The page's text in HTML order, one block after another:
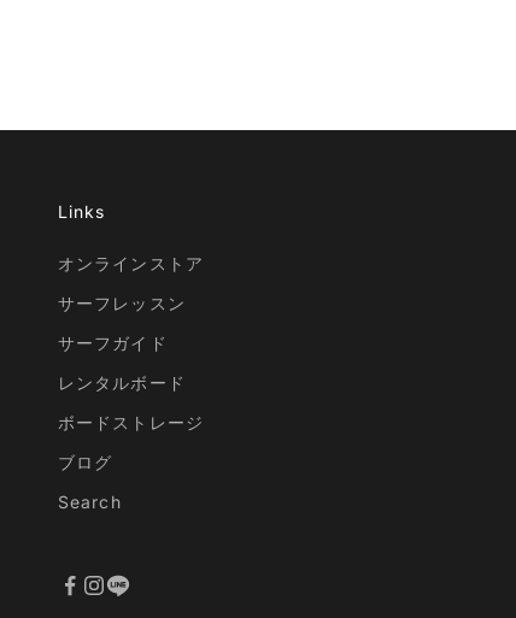
Links
オンラインストア
サーフレッスン
サーフガイド
レンタルボード
ボードストレージ
ブログ
Search